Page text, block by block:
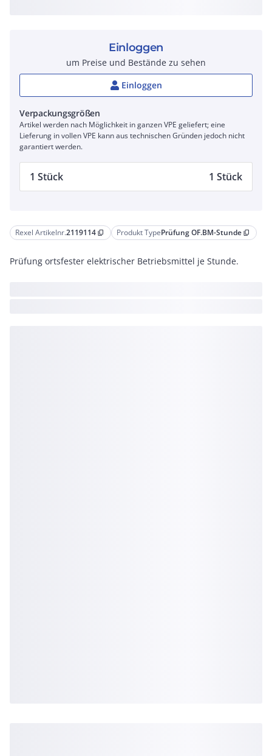
Rexel Artikelnr.2119114 content_copy Produkt TypePrüfung OF.BM-Stunde content_copy
Prüfung ortsfester elektrischer Betriebsmittel je Stunde.
Einloggen
um Preise und Bestände zu sehen
Einloggen
Verpackungsgrößen
Artikel werden nach Möglichkeit in ganzen VPE geliefert; eine
Lieferung in vollen VPE kann aus technischen Gründen jedoch nicht
garantiert werden.
1 Stück 1 Stück